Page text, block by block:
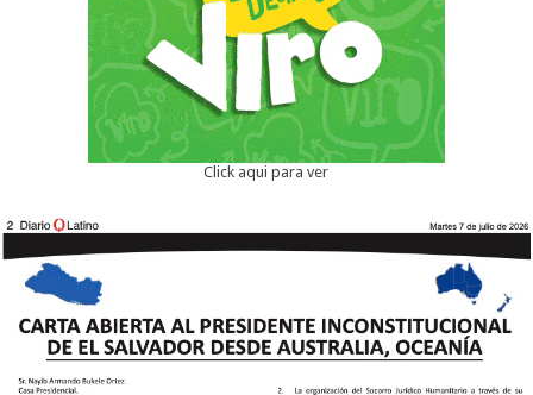
Click aqui para ver